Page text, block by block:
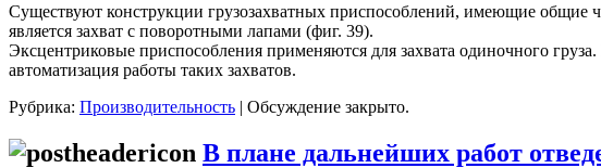
Существуют конструкции грузозахватных приспособлений, имеющие общие
является захват с поворотными лапами (фиг. 39).
Эксцентриковые приспособления применяются для захвата одиночного
автоматизация работы таких захватов.
Рубрика: Производительность | Обсуждение закрыто.
В плане дальнейших работ